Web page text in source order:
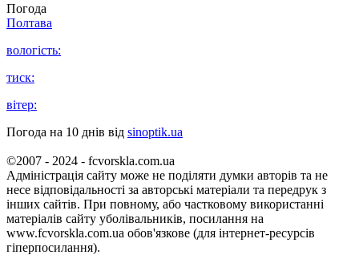
Погода
Полтава
вологість:
тиск:
вітер:
Погода на 10 днів від sinoptik.ua
©2007 - 2024 - fcvorskla.com.ua
Адміністрація сайту може не поділяти думки авторів та не
несе відповідальності за авторські матеріали та передрук з
інших сайтів. При повному, або частковому використанні
матеріалів сайту уболівальників, посилання на
www.fcvorskla.com.ua обов'язкове (для інтернет-ресурсів
гіперпосилання).